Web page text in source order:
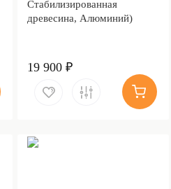
Стабилизированная
древесина, Алюминий)
19 900 ₽